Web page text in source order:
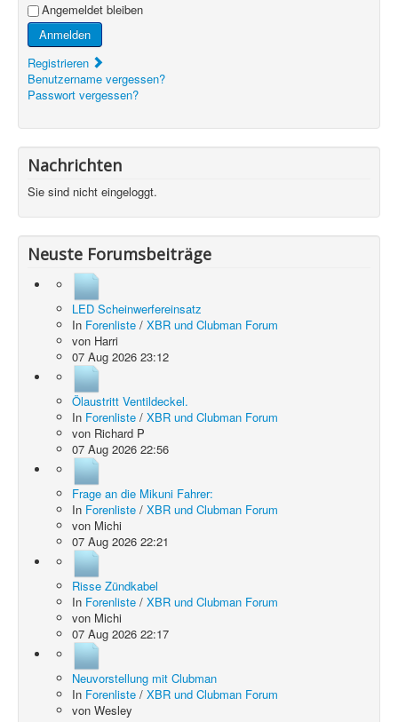
Angemeldet bleiben
Anmelden
Registrieren
Benutzername vergessen?
Passwort vergessen?
Nachrichten
Sie sind nicht eingeloggt.
Neuste Forumsbeiträge
LED Scheinwerfereinsatz
In Forenliste / XBR und Clubman Forum
von Harri
07 Aug 2026 23:12
Ölaustritt Ventildeckel.
In Forenliste / XBR und Clubman Forum
von Richard P
07 Aug 2026 22:56
Frage an die Mikuni Fahrer:
In Forenliste / XBR und Clubman Forum
von Michi
07 Aug 2026 22:21
Risse Zündkabel
In Forenliste / XBR und Clubman Forum
von Michi
07 Aug 2026 22:17
Neuvorstellung mit Clubman
In Forenliste / XBR und Clubman Forum
von Wesley